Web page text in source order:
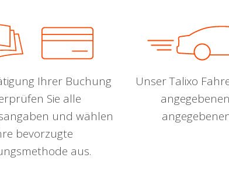
Ihrer Buchung
Sie alle
und wählen
bevorzugte
aus.
Unser Talixo